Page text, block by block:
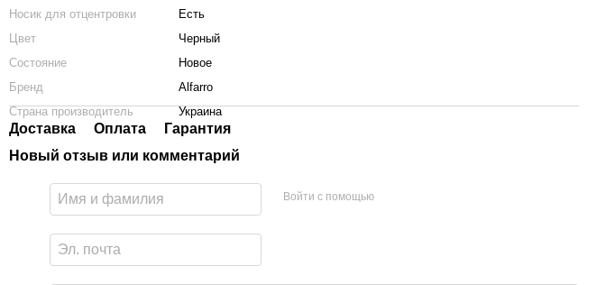
Носик для отцентровки
Есть
Цвет
Черный
Состояние
Новое
Бренд
Alfarro
Страна производитель
Украина
Доставка Оплата
Гарантия
Новый отзыв или комментарий
Войти с помощью